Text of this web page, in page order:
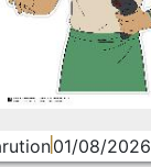
01/08/2026